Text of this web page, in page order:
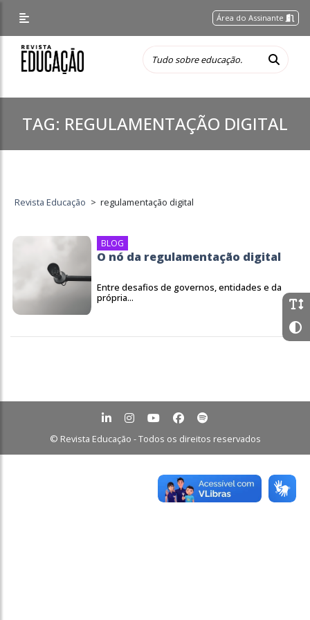
Área do Assinante
TAG: REGULAMENTAÇÃO DIGITAL
Revista Educação > regulamentação digital
BLOG
O nó da regulamentação digital
Entre desafios de governos, entidades e da
própria...
© Revista Educação - Todos os direitos reservados